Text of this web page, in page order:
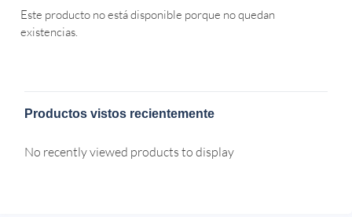
Este producto no está disponible porque no quedan
existencias.
Productos vistos recientemente
No recently viewed products to display